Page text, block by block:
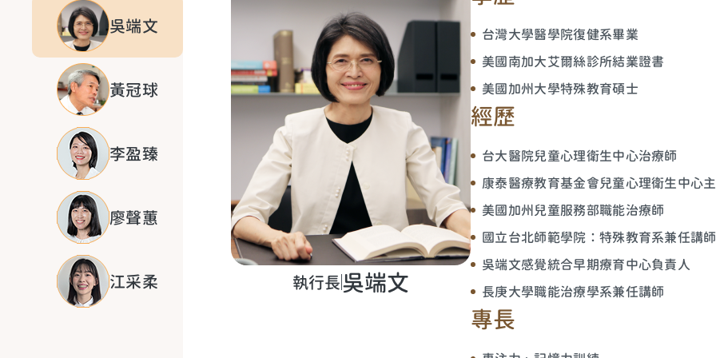
吳端文
黃冠球
李盈臻
廖聲蕙
江采柔 執行長 吳端文
台灣大學醫學院復健系畢業
美國南加大艾爾絲診所結業證書
美國加州大學特殊教育碩士
經歷
台大醫院兒童心理衛生中心治療師
康泰醫療教育基金會兒童心理衛生中心
美國加州兒童服務部職能治療師
國立台北師範學院：特殊教育系兼任講師
吳端文感覺統合早期療育中心負責人
長庚大學職能治療學系兼任講師
專長